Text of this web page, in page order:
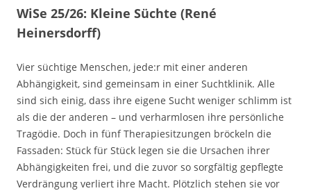
WiSe 25/26: Kleine Süchte (René
Heinersdorff)
Vier süchtige Menschen, jede:r mit einer anderen
Abhängigkeit, sind gemeinsam in einer Suchtklinik. Alle
sind sich einig, dass ihre eigene Sucht weniger schlimm ist
als die der anderen – und verharmlosen ihre persönliche
Tragödie. Doch in fünf Therapiesitzungen bröckeln die
Fassaden: Stück für Stück legen sie die Ursachen ihrer
Abhängigkeiten frei, und die zuvor so sorgfältig gepflegte
Verdrängung verliert ihre Macht. Plötzlich stehen sie vor